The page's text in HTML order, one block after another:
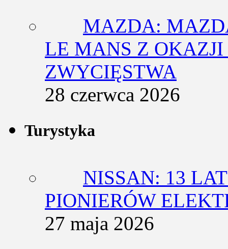
MAZDA:
LE MANS Z
ZWYCIĘSTWA
28 czerwca 2026
Turystyka
NISSAN: 13
PIONIERÓW
27 maja 2026